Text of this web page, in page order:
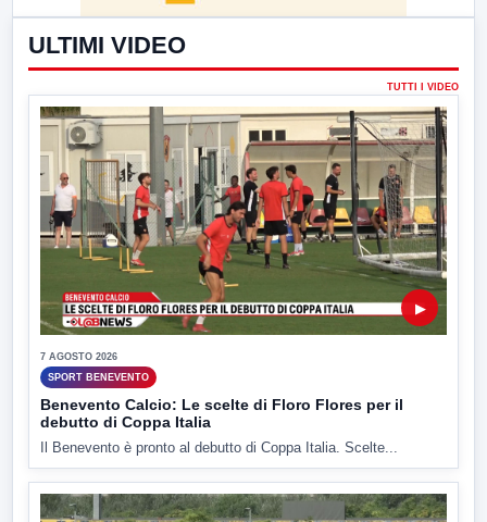
ULTIMI VIDEO
TUTTI I VIDEO
▶
7 AGOSTO 2026
SPORT BENEVENTO
Benevento Calcio: Le scelte di Floro Flores per il
debutto di Coppa Italia
Il Benevento è pronto al debutto di Coppa Italia. Scelte...